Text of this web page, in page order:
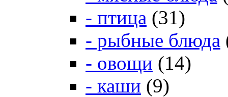
- птица (31)
- рыбные блюда
- овощи (14)
- каши (9)